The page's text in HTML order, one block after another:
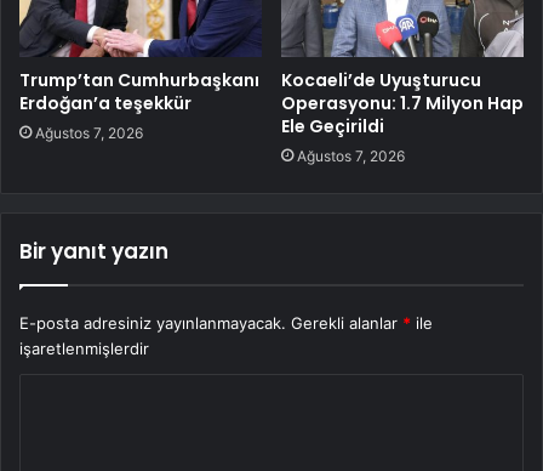
Trump’tan Cumhurbaşkanı
Erdoğan’a teşekkür
Ağustos 7, 2026
Kocaeli’de Uyuşturucu
Operasyonu: 1.7 Milyon Hap
Ele Geçirildi
Ağustos 7, 2026
Bir yanıt yazın
E-posta adresiniz yayınlanmayacak. Gerekli alanlar * ile
işaretlenmişlerdir